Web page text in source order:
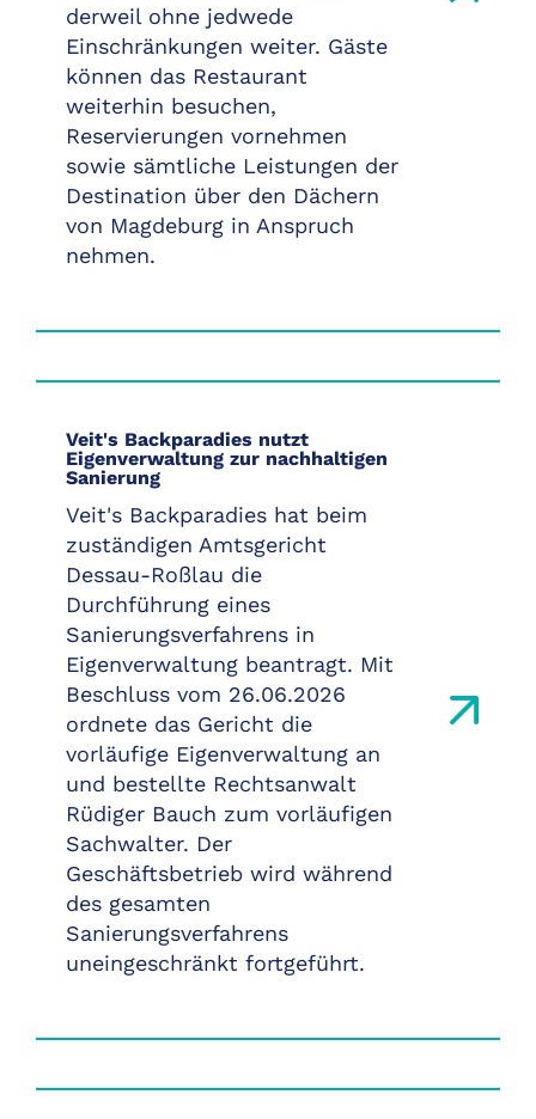
derweil ohne jedwede
Einschränkungen weiter. Gäste
können das Restaurant
weiterhin besuchen,
Reservierungen vornehmen
sowie sämtliche Leistungen der
Destination über den Dächern
von Magdeburg in Anspruch
nehmen.
Veit's Backparadies nutzt
Eigenverwaltung zur nachhaltigen
Sanierung
Veit's Backparadies hat beim
zuständigen Amtsgericht
Dessau-Roßlau die
Durchführung eines
Sanierungsverfahrens in
Eigenverwaltung beantragt. Mit
Beschluss vom 26.06.2026
ordnete das Gericht die
vorläufige Eigenverwaltung an
und bestellte Rechtsanwalt
Rüdiger Bauch zum vorläufigen
Sachwalter. Der
Geschäftsbetrieb wird während
des gesamten
Sanierungsverfahrens
uneingeschränkt fortgeführt.